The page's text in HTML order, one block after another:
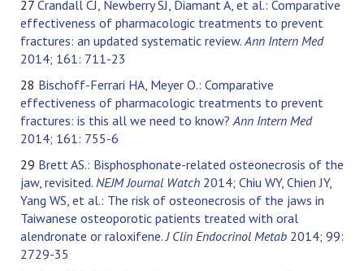
27 Crandall CJ, Newberry SJ, Diamant A, et al.: Comparative
effectiveness of pharmacologic treatments to prevent
fractures: an updated systematic review.Ann Intern Med
2014; 161: 711-23
28 Bischoff-Ferrari HA, Meyer O.: Comparative
effectiveness of pharmacologic treatments to prevent
fractures: is this all we need to know?Ann Intern Med
2014; 161: 755-6
29 Brett AS.: Bisphosphonate-related osteonecrosis of the
jaw, revisited. NEJM Journal Watch 2014; Chiu WY, Chien JY,
Yang WS, et al.: The risk of osteonecrosis of the jaws in
Taiwanese osteoporotic patients treated with oral
alendronate or raloxifene.J Clin Endocrinol Metab 2014; 99:
2729-35